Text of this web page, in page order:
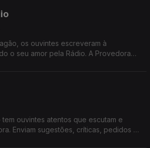
os ouvintes escreveram à
o seu amor pela Rádio. A Provedora
ouvintes atentos que escutam e
Enviam sugestões, críticas, pedidos de